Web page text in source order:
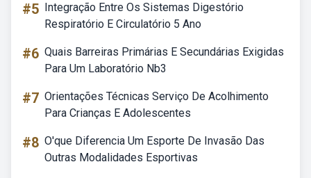
#5 Integração Entre Os Sistemas Digestório
Respiratório E Circulatório 5 Ano
#6 Quais Barreiras Primárias E Secundárias Exigidas
Para Um Laboratório Nb3
#7 Orientações Técnicas Serviço De Acolhimento
Para Crianças E Adolescentes
#8 O'que Diferencia Um Esporte De Invasão Das
Outras Modalidades Esportivas